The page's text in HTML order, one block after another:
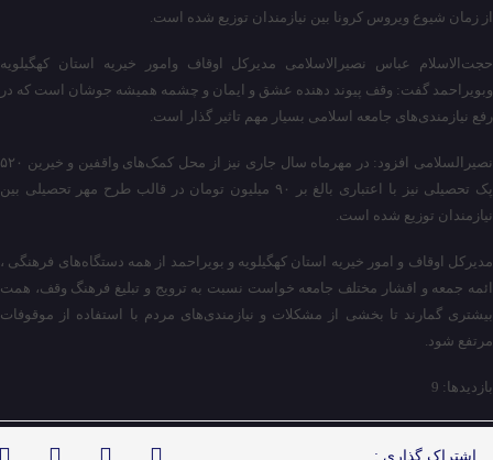
از زمان شیوع ویروس کرونا بین نیازمندان توزیع شده است.
حجت‌الاسلام عباس نصیرالاسلامی مدیرکل اوقاف وامور خیریه استان کهگیلویه
وبویراحمد گفت: وقف پیوند دهنده عشق و ایمان و چشمه همیشه جوشان است که در
رفع نیازمندی‌های جامعه اسلامی بسیار مهم تاثیر گذار است.
نصیرالسلامی افزود: در مهرماه سال جاری نیز از محل کمک‌های واقفین و خیرین ۵۲۰
پک تحصیلی نیز با اعتباری بالغ بر ۹۰ میلیون تومان در قالب طرح مهر تحصیلی بین
نیازمندان توزیع شده است.
مدیرکل اوقاف و امور خیریه استان کهگیلویه و بویراحمد از همه دستگاه‌های فرهنگی ،
ائمه جمعه و اقشار مختلف جامعه خواست نسبت به ترویج و تبلیغ فرهنگ وقف، همت
بیشتری گمارند تا بخشی از مشکلات و نیازمندی‌های مردم با استفاده از موقوفات
مرتفع شود.
بازدیدها: 9
اشتراک گذاری :